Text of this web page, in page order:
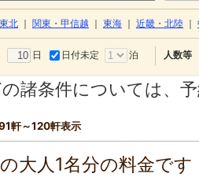
東北 関東・甲信越 東海 近畿・北陸
日 日付未定 泊 人数等
諸条件については、
軒～120軒表示
大人1名分の料金で